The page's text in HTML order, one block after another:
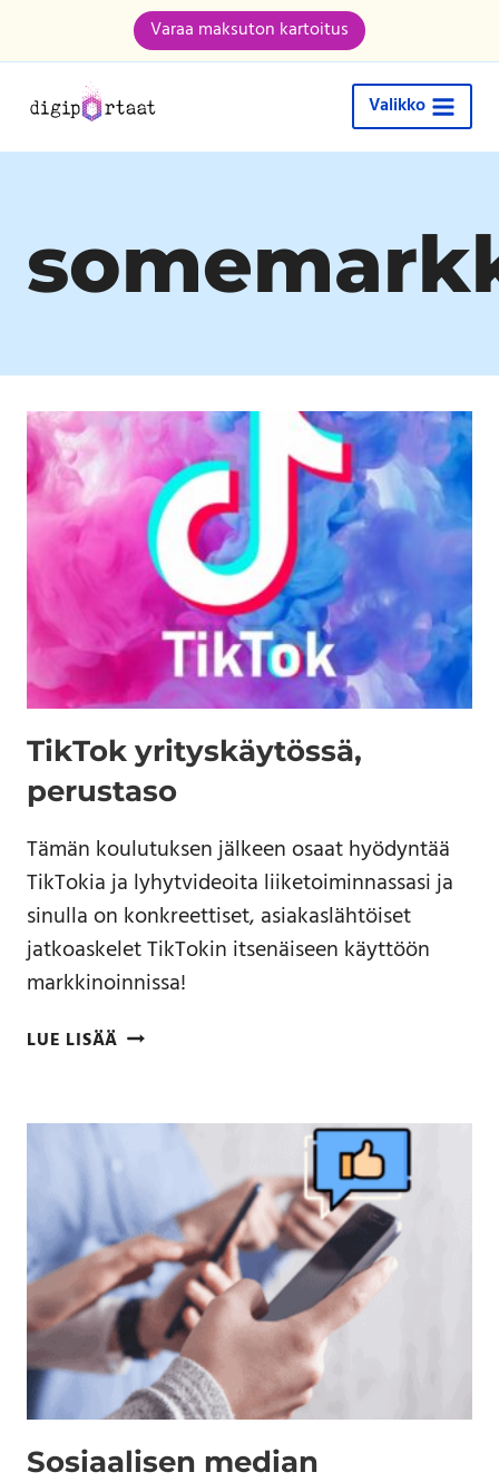
Varaa maksuton kartoitus
Valikko
TikTok yrityskäytössä,
perustaso
Tämän koulutuksen jälkeen osaat hyödyntää
TikTokia ja lyhytvideoita liiketoiminnassasi ja
sinulla on konkreettiset, asiakaslähtöiset
jatkoaskelet TikTokin itsenäiseen käyttöön
markkinoinnissa!
LUE LISÄÄ
Sosiaalisen median